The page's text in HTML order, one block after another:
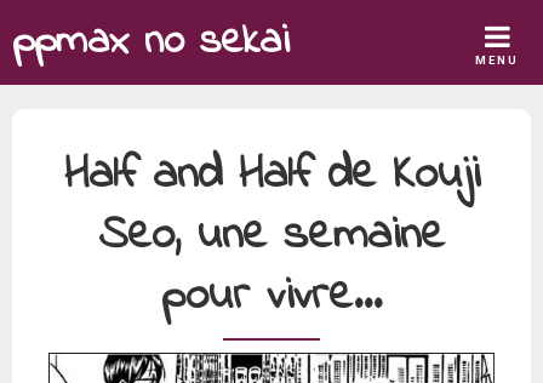
to
content
ppmax no sekai MENU
Half and Half de Kouji
Seo, une semaine
pour vivre…